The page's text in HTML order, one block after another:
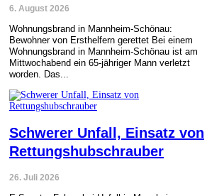
6. August 2026
Wohnungsbrand in Mannheim-Schönau:
Bewohner von Ersthelfern gerettet Bei einem
Wohnungsbrand in Mannheim-Schönau ist am
Mittwochabend ein 65-jähriger Mann verletzt
worden. Das...
Schwerer Unfall, Einsatz von
Rettungshubschrauber
26. Juli 2026